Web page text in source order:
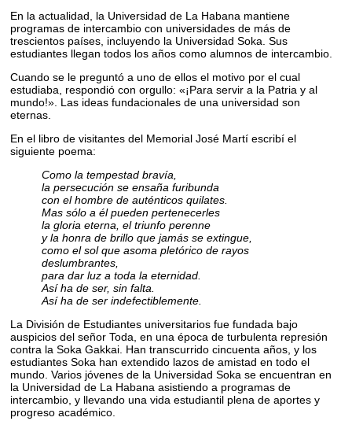
En la actualidad, la Universidad de La Habana mantiene
programas de intercambio con universidades de más de
trescientos países, incluyendo la Universidad Soka. Sus
estudiantes llegan todos los años como alumnos de intercambio.
Cuando se le preguntó a uno de ellos el motivo por el cual
estudiaba, respondió con orgullo: «¡Para servir a la Patria y al
mundo!». Las ideas fundacionales de una universidad son
eternas.
En el libro de visitantes del Memorial José Martí escribí el
siguiente poema:
Como la tempestad bravía,
la persecución se ensaña furibunda
con el hombre de auténticos quilates.
Mas sólo a él pueden pertenecerles
la gloria eterna, el triunfo perenne
y la honra de brillo que jamás se extingue,
como el sol que asoma pletórico de rayos
deslumbrantes,
para dar luz a toda la eternidad.
Así ha de ser, sin falta.
Así ha de ser indefectiblemente.
La División de Estudiantes universitarios fue fundada bajo
auspicios del señor Toda, en una época de turbulenta represión
contra la Soka Gakkai. Han transcurrido cincuenta años, y los
estudiantes Soka han extendido lazos de amistad en todo el
mundo. Varios jóvenes de la Universidad Soka se encuentran en
la Universidad de La Habana asistiendo a programas de
intercambio, y llevando una vida estudiantil plena de aportes y
progreso académico.